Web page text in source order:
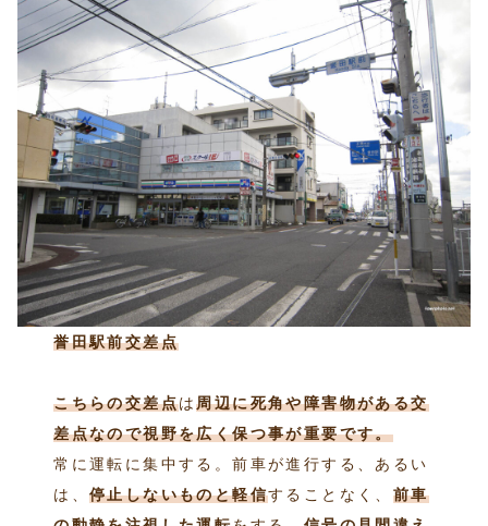
誉田駅前交差点
こちらの交差点は周辺に死角や障害物がある交
差点なので視野を広く保つ事が重要です。
常に運転に集中する。前車が進行する、あるい
は、停止しないものと軽信することなく、 前車